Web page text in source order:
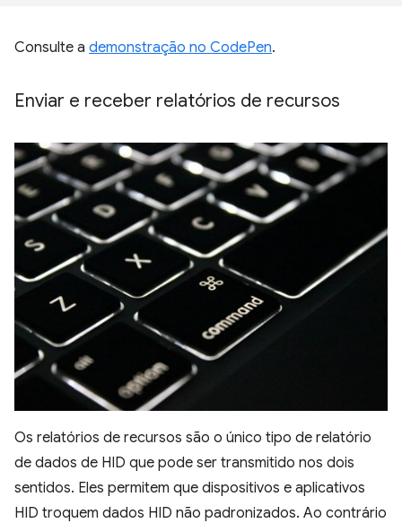
Consulte a demonstração no CodePen.
Enviar e receber relatórios de recursos
Os relatórios de recursos são o único tipo de relatório
de dados de HID que pode ser transmitido nos dois
sentidos. Eles permitem que dispositivos e aplicativos
HID troquem dados HID não padronizados. Ao contrário